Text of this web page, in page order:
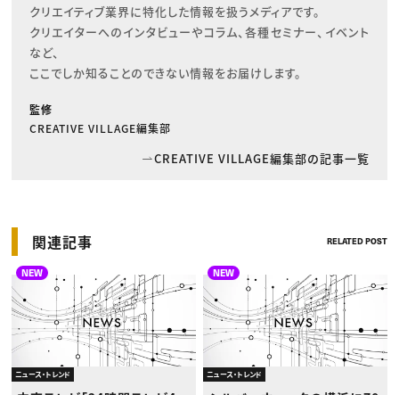
クリエイティブ業界に特化した情報を扱うメディアです。
クリエイターへのインタビューやコラム、各種セミナー、イベント
など、
ここでしか知ることのできない情報をお届けします。
監修
CREATIVE VILLAGE編集部
CREATIVE VILLAGE編集部の記事一覧
関連記事 RELATED POST
NEW
ニュース・トレンド
NEW
ニュース・トレンド